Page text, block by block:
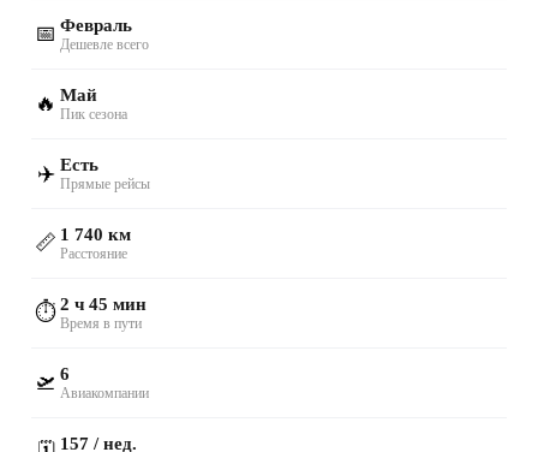
📅 Февраль
Дешевле всего
🔥 Май
Пик сезона
✈️ Есть
Прямые рейсы
📏 1 740 км
Расстояние
⏱️2 ч 45 мин
Время в пути
🛫 6
Авиакомпании
157 / нед.